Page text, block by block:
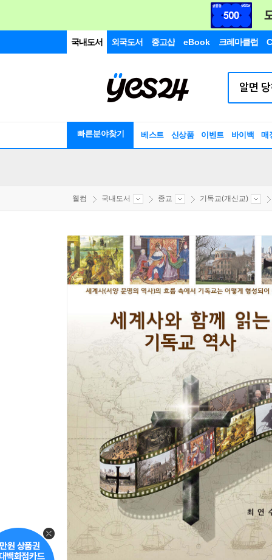
국내도서 외국도서 중고샵 eBook 크레마클럽
빠른분야찾기 베스트 신상품 이벤트 바이백 매
웰컴 국내도서 종교 기독교(개신교)